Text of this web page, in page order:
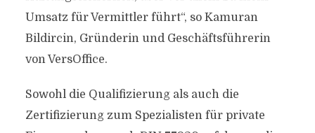
Umsatz für Vermittler führt“, so Kamuran
Bildircin, Gründerin und Geschäftsführerin
von VersOffice.
Sowohl die Qualifizierung als auch die
Zertifizierung zum Spezialisten für private